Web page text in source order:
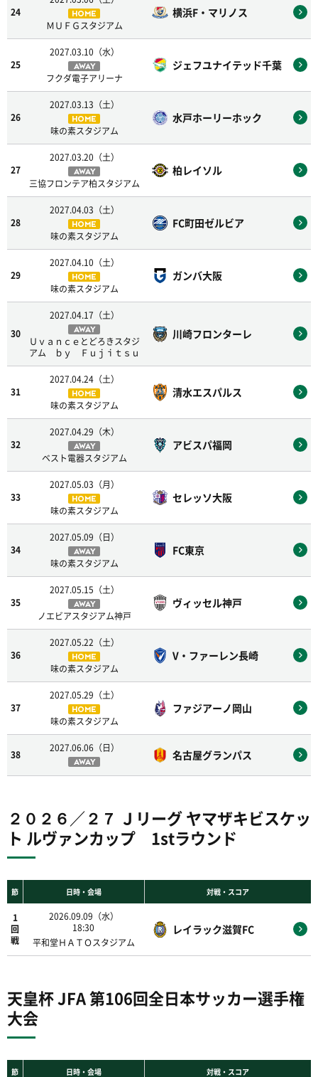
24 HOME
ＭＵＦＧスタジアム
横浜F・マリノス
25
2027.03.10（水）
AWAY
フクダ電子アリーナ
ジェフユナイテッド千葉
26
2027.03.13（土）
HOME
味の素スタジアム
水戸ホーリーホック
27
2027.03.20（土）
AWAY
三協フロンテア柏スタジアム
柏レイソル
28
2027.04.03（土）
HOME
味の素スタジアム
FC町田ゼルビア
29
2027.04.10（土）
HOME
味の素スタジアム
ガンバ大阪
30
2027.04.17（土）
AWAY
Ｕｖａｎｃｅとどろきスタジ
アム ｂｙ Ｆｕｊｉｔｓｕ
川崎フロンターレ
31
2027.04.24（土）
HOME
味の素スタジアム
清水エスパルス
32
2027.04.29（木）
AWAY
ベスト電器スタジアム
アビスパ福岡
33
2027.05.03（月）
HOME
味の素スタジアム
セレッソ大阪
34
2027.05.09（日）
AWAY
味の素スタジアム
FC東京
35
2027.05.15（土）
AWAY
ノエビアスタジアム神戸
ヴィッセル神戸
36
2027.05.22（土）
HOME
味の素スタジアム
V・ファーレン長崎
37
2027.05.29（土）
HOME
味の素スタジアム
ファジアーノ岡山
38
2027.06.06（日）
AWAY 名古屋グランパス
２０２６／２７ Ｊリーグ ヤマザキビスケッ
ト ルヴァンカップ 1stラウンド
節 日時・会場 対戦・スコア
1
回
戦
2026.09.09（水）
18:30
平和堂ＨＡＴＯスタジアム
レイラック滋賀FC
天皇杯 JFA 第106回全日本サッカー選手権
大会
節 日時・会場 対戦・スコア